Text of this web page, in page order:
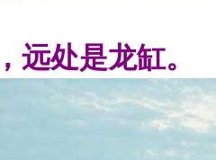
远处是龙缸。